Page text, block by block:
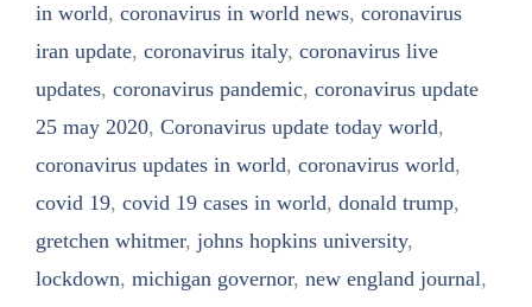
in world, coronavirus in world news, coronavirus
iran update, coronavirus italy, coronavirus live
updates, coronavirus pandemic, coronavirus update
25 may 2020, Coronavirus update today world,
coronavirus updates in world, coronavirus world,
covid 19, covid 19 cases in world, donald trump,
gretchen whitmer, johns hopkins university,
lockdown, michigan governor, new england journal,